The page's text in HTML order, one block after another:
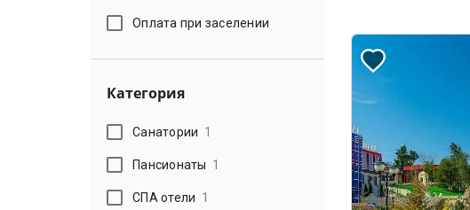
Оплата при заселении
Категория
Санатории 1
Пансионаты 1
СПА отели 1